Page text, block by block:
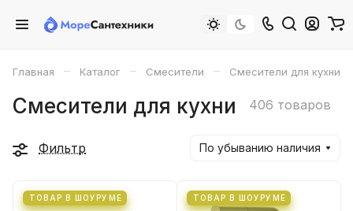
Главная – Каталог – Cмесители – Смесители для кухни
Смесители для кухни 406 товаров
Фильтр По убыванию наличия
ТОВАР В ШОУРУМЕ ТОВАР В ШОУРУМЕ